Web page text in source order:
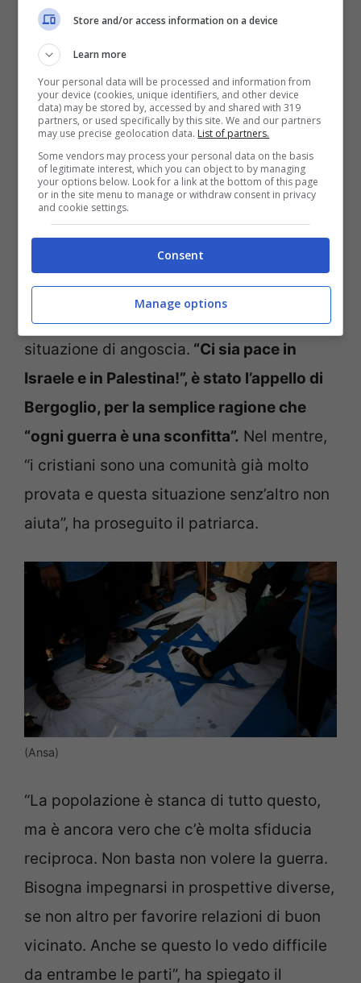
cercare di riportare un minimo di
ragionevolezza tra le parti. Anche se in
questo momento sembra difficile”.
Il cardinale ha rivelato di essersi
nelle parole di Francesco pronunciate
dopo l’Angelus domenicale, si è riversato
tutto il suo dolore per quanto sta
accadendo in Israele. Il Papa ha pregato
per le famiglie delle vittime e per tutti
coloro che si trovano in una straziante
situazione di angoscia. “Ci sia pace in
Israele e in Palestina!”, è stato l’appello di
Bergoglio, per la semplice ragione che
“ogni guerra è una sconfitta”. Nel mentre,
“i cristiani sono una comunità già molto
provata e questa situazione senz’altro non
aiuta”, ha proseguito il patriarca.
(Ansa)
“La popolazione è stanca di tutto questo,
ma è ancora vero che c’è molta sfiducia
reciproca. Non basta non volere la guerra.
Bisogna impegnarsi in prospettive diverse,
se non altro per favorire relazioni di buon
vicinato. Anche se questo lo vedo difficile
da entrambe le parti”, ha spiegato il
Store and/or access information on a device
Learn more
Your personal data will be processed and information from
your device (cookies, unique identifiers, and other device
data) may be stored by, accessed by and shared with 319
partners, or used specifically by this site. We and our partners
may use precise geolocation data. List of partners.
Some vendors may process your personal data on the basis
of legitimate interest, which you can object to by managing
your options below. Look for a link at the bottom of this page
or in the site menu to manage or withdraw consent in privacy
and cookie settings.
Consent
Manage options